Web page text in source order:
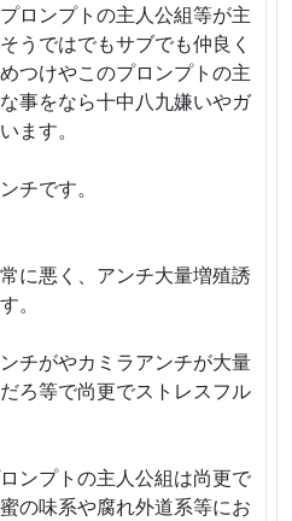
ロンプトの主人公組等が主
うではでもサブでも仲良く
つけやこのプロンプトの主
事をなら十中八九嫌いやガ
ます。
チです。
に悪く、アンチ大量増殖誘
。
チがやカミラアンチが大量
ろ等で尚更でストレスフル
ンプトの主人公組は尚更で
の味系や腐れ外道系等にお